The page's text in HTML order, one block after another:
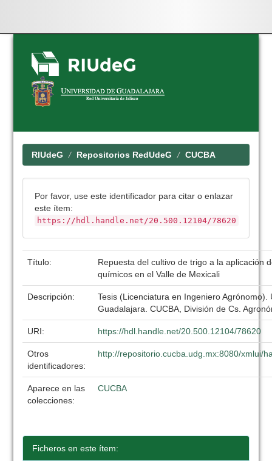
Skip
navigation
RIUdeG Repositorios RedUdeG CUCBA
Por favor, use este identificador para citar o enlazar
este ítem:
https://hdl.handle.net/20.500.12104/78620
Título:
Repuesta del cultivo de trigo a la aplicación
químicos en el Valle de Mexicali
Descripción:
Tesis (Licenciatura en Ingeniero Agrónomo).
Guadalajara. CUCBA, División de Cs.
URI: https://hdl.handle.net/20.500.12104/78620
Otros
identificadores:
http://repositorio.cucba.udg.mx:8080/xmlui/
Aparece en las
colecciones:
CUCBA
Ficheros en este ítem: